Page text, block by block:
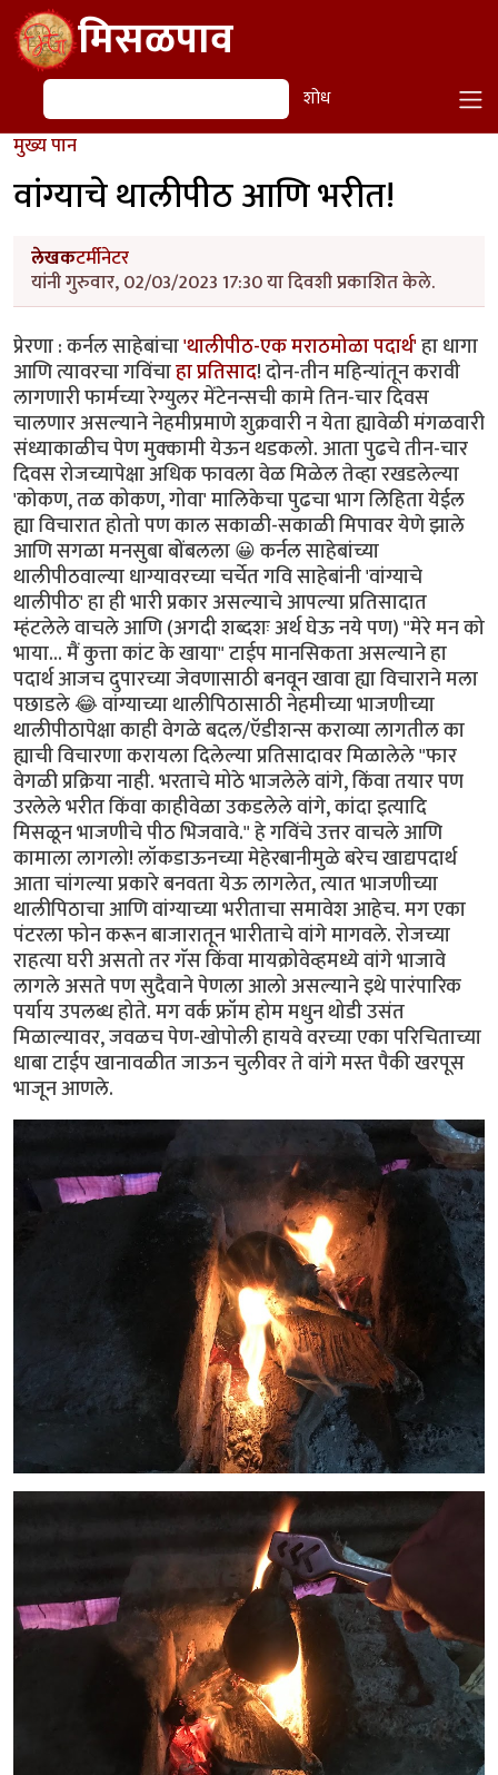
Skip to main contentमिसळपाव
शोध शोध
मुख्य पान
वांग्याचे थालीपीठ आणि भरीत!
लेखकटर्मीनेटर
यांनी गुरुवार, 02/03/2023 17:30 या दिवशी प्रकाशित केले.
प्रेरणा : कर्नल साहेबांचा'थालीपीठ-एक मराठमोळा पदार्थ'हा धागा
आणि त्यावरचा गविंचाहा प्रतिसाद! दोन-तीन महिन्यांतून करावी
लागणारी फार्मच्या रेग्युलर मेंटेनन्सची कामे तिन-चार दिवस
चालणार असल्याने नेहमीप्रमाणे शुक्रवारी न येता ह्यावेळी मंगळवारी
संध्याकाळीच पेण मुक्कामी येऊन थडकलो. आता पुढचे तीन-चार
दिवस रोजच्यापेक्षा अधिक फावला वेळ मिळेल तेव्हा रखडलेल्या
'कोकण, तळ कोकण, गोवा' मालिकेचा पुढचा भाग लिहिता येईल
ह्या विचारात होतो पण काल सकाळी-सकाळी मिपावर येणे झाले
आणि सगळा मनसुबा बोंबलला 😀 कर्नल साहेबांच्या
थालीपीठवाल्या धाग्यावरच्या चर्चेत गवि साहेबांनी 'वांग्याचे
थालीपीठ' हा ही भारी प्रकार असल्याचे आपल्या प्रतिसादात
म्हंटलेले वाचले आणि (अगदी शब्दशः अर्थ घेऊ नये पण) "मेरे मन को
भाया... मैं कुत्ता कांट के खाया" टाईप मानसिकता असल्याने हा
पदार्थ आजच दुपारच्या जेवणासाठी बनवून खावा ह्या विचाराने मला
पछाडले 😂 वांग्याच्या थालीपिठासाठी नेहमीच्या भाजणीच्या
थालीपीठापेक्षा काही वेगळे बदल/ऍडीशन्स कराव्या लागतील का
ह्याची विचारणा करायला दिलेल्या प्रतिसादावर मिळालेले "फार
वेगळी प्रक्रिया नाही. भरताचे मोठे भाजलेले वांगे, किंवा तयार पण
उरलेले भरीत किंवा काहीवेळा उकडलेले वांगे, कांदा इत्यादि
मिसळून भाजणीचे पीठ भिजवावे." हे गविंचे उत्तर वाचले आणि
कामाला लागलो! लॉकडाऊनच्या मेहेरबानीमुळे बरेच खाद्यपदार्थ
आता चांगल्या प्रकारे बनवता येऊ लागलेत, त्यात भाजणीच्या
थालीपिठाचा आणि वांग्याच्या भरीताचा समावेश आहेच. मग एका
पंटरला फोन करून बाजारातून भारीताचे वांगे मागवले. रोजच्या
राहत्या घरी असतो तर गॅस किंवा मायक्रोवेव्हमध्ये वांगे भाजावे
लागले असते पण सुदैवाने पेणला आलो असल्याने इथे पारंपारिक
पर्याय उपलब्ध होते. मग वर्क फ्रॉम होम मधुन थोडी उसंत
मिळाल्यावर, जवळच पेण-खोपोली हायवे वरच्या एका परिचिताच्या
धाबा टाईप खानावळीत जाऊन चुलीवर ते वांगे मस्त पैकी खरपूस
भाजून आणले.